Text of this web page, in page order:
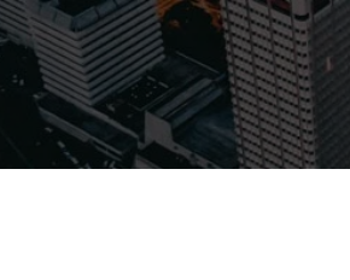
Home Notícias Críticas Breve